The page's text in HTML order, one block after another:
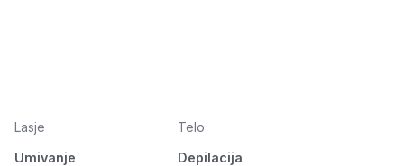
Lasje
Umivanje
Telo
Depilacija